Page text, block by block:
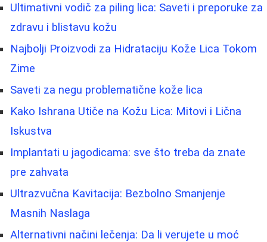
Ultimativni vodič za piling lica: Saveti i preporuke za
zdravu i blistavu kožu
Najbolji Proizvodi za Hidrataciju Kože Lica Tokom
Zime
Saveti za negu problematične kože lica
Kako Ishrana Utiče na Kožu Lica: Mitovi i Lična
Iskustva
Implantati u jagodicama: sve što treba da znate
pre zahvata
Ultrazvučna Kavitacija: Bezbolno Smanjenje
Masnih Naslaga
Alternativni načini lečenja: Da li verujete u moć